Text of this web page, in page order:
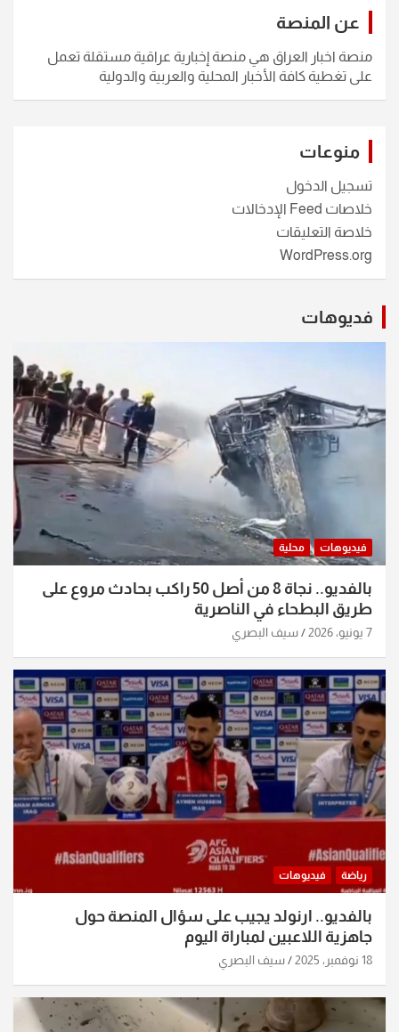
عن المنصة
منصة اخبار العراق هي منصة إخبارية عراقية مستقلة تعمل
على تغطية كافة الأخبار المحلية والعربية والدولية
منوعات
تسجيل الدخول
خلاصات Feed الإدخالات
خلاصة التعليقات
WordPress.org
فديوهات
فيديوهات محلية
بالفديو.. نجاة 8 من أصل 50 راكب بحادث مروع على
طريق البطحاء في الناصرية
7 يونيو، 2026 سيف البصري
رياضة فيديوهات
بالفديو.. ارنولد يجيب على سؤال المنصة حول
جاهزية اللاعبين لمباراة اليوم
18 نوفمبر، 2025 سيف البصري